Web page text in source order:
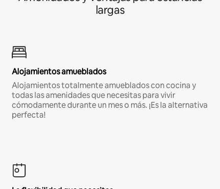
largas
Alojamientos amueblados
Alojamientos totalmente amueblados con cocina y
todas las amenidades que necesitas para vivir
cómodamente durante un mes o más. ¡Es la alternativa
perfecta!